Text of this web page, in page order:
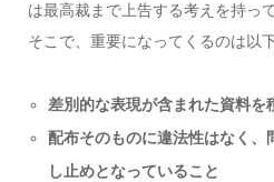
は最高裁まで上告する考えを持っ
そこで、重要になってくるのは以
差別的な表現が含まれた資料
配布そのものに違法性はなく、
し止めとなっていること